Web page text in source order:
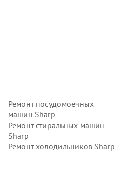
Ремонт посудомоечных
машин Sharp
Ремонт стиральных машин
Sharp
Ремонт холодильников Sharp